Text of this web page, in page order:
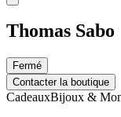
Thomas Sabo
Fermé
Contacter la boutique
CadeauxBijoux &